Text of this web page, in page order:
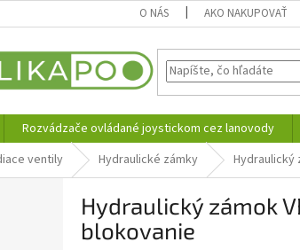
O NÁS AKO NAKUPOVAŤ
Rozvádzače ovládané joystickom cez lanovody
ventily Hydraulické zámky Hydraulický
Hydraulický zámok
blokovanie